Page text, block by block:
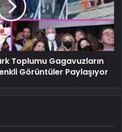
Toplumu Gagavuzların
Görüntüler Paylaşıyor